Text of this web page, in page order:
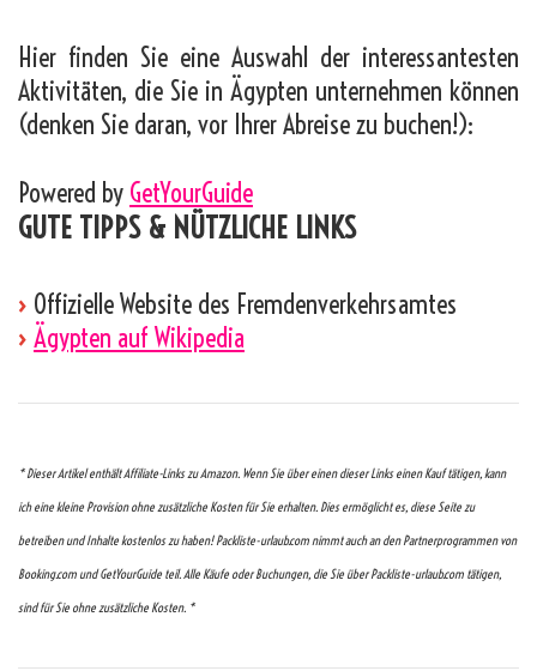
Hier finden Sie eine Auswahl der interessantesten
Aktivitäten, die Sie in Ägypten unternehmen können
(denken Sie daran, vor Ihrer Abreise zu buchen!):
Powered by GetYourGuide
GUTE TIPPS & NÜTZLICHE LINKS
› Offizielle Website des Fremdenverkehrsamtes
› Ägypten auf Wikipedia
* Dieser Artikel enthält Affiliate-Links zu Amazon. Wenn Sie über einen dieser Links einen Kauf tätigen, kann
ich eine kleine Provision ohne zusätzliche Kosten für Sie erhalten. Dies ermöglicht es, diese Seite zu
betreiben und Inhalte kostenlos zu haben! Packliste-urlaub.com nimmt auch an den Partnerprogrammen von
Booking.com und GetYourGuide teil. Alle Käufe oder Buchungen, die Sie über Packliste-urlaub.com tätigen,
sind für Sie ohne zusätzliche Kosten. *